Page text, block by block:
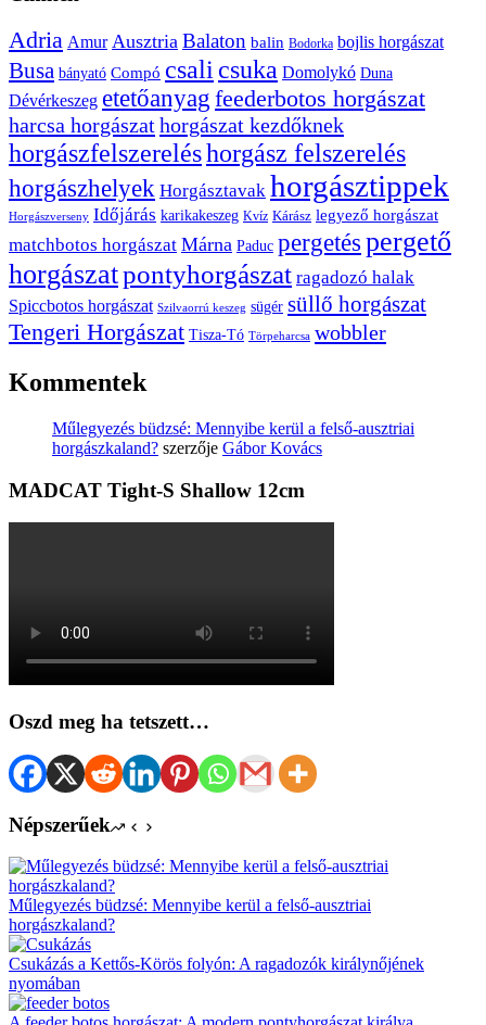
Adria Amur Ausztria Balaton balin Bodorka bojlis horgászat
Busa bányató Compó csali csuka Domolykó Duna
Dévérkeszeg etetőanyag feederbotos horgászat
harcsa horgászathorgászat kezdőknek
horgászfelszereléshorgász felszerelés
horgászhelyek Horgásztavak horgásztippek
Horgászverseny Időjárás karikakeszeg Kvíz Kárász legyező horgászat
matchbotos horgászat Márna Paduc pergetéspergető
horgászatpontyhorgászat ragadozó halak
Spiccbotos horgászat Szilvaorrú keszeg sügér süllő horgászat
Tengeri Horgászat Tisza-Tó Törpeharcsa wobbler
Kommentek
Műlegyezés büdzsé: Mennyibe kerül a felső-ausztriai
horgászkaland? szerzője Gábor Kovács
MADCAT Tight-S Shallow 12cm
Oszd meg ha tetszett…
Népszerűek
Műlegyezés büdzsé: Mennyibe kerül a felső-ausztriai
horgászkaland?
Csukázás a Kettős-Körös folyón: A ragadozók királynőjének
nyomában